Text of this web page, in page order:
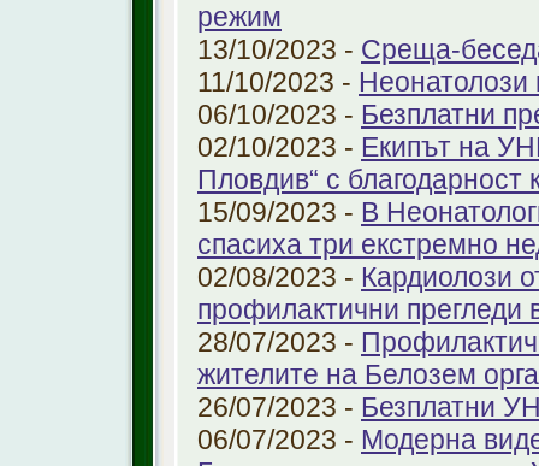
режим
13/10/2023 - Среща-
11/10/2023 -
06/10/2023 - Безплатни
02/10/2023 - Екипът на
Пловдив“ с благодарност
15/09/2023 - В
спасиха три екстремно
02/08/2023 - Кардиолози
профилактични прегледи
28/07/2023 -
жителите на Белозем
26/07/2023 - Безплатни
06/07/2023 - Модерна